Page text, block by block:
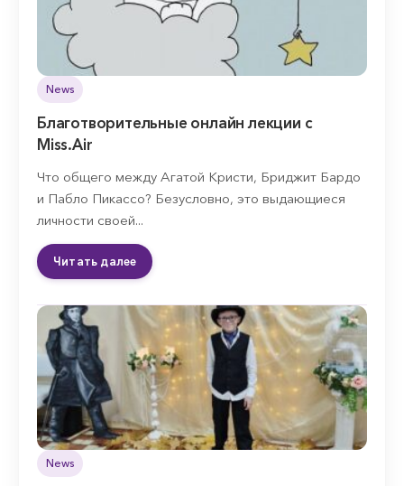
News
Благотворительные онлайн лекции с
Miss.Air
Что общего между Агатой Кристи, Бриджит Бардо
и Пабло Пикассо? Безусловно, это выдающиеся
личности своей...
Читать далее
News